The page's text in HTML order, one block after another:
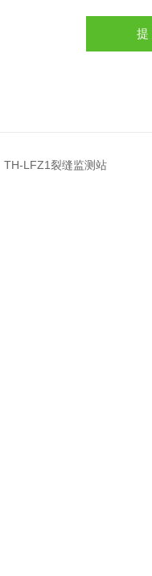
TH-LFZ1裂缝监测站